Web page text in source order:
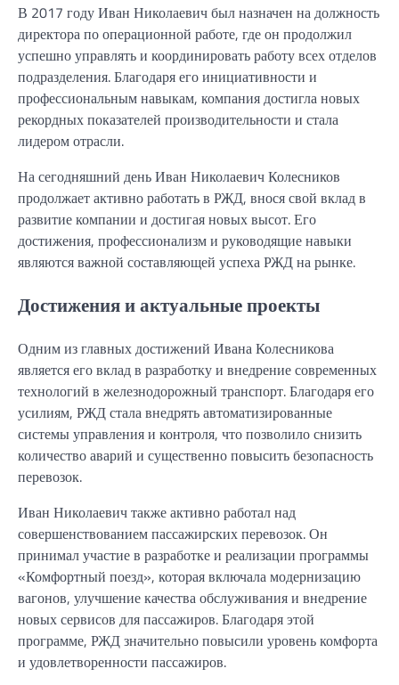
В 2017 году Иван Николаевич был назначен на должность
директора по операционной работе, где он продолжил
успешно управлять и координировать работу всех отделов
подразделения. Благодаря его инициативности и
профессиональным навыкам, компания достигла новых
рекордных показателей производительности и стала
лидером отрасли.
На сегодняшний день Иван Николаевич Колесников
продолжает активно работать в РЖД, внося свой вклад в
развитие компании и достигая новых высот. Его
достижения, профессионализм и руководящие навыки
являются важной составляющей успеха РЖД на рынке.
Достижения и актуальные проекты
Одним из главных достижений Ивана Колесникова
является его вклад в разработку и внедрение современных
технологий в железнодорожный транспорт. Благодаря его
усилиям, РЖД стала внедрять автоматизированные
системы управления и контроля, что позволило снизить
количество аварий и существенно повысить безопасность
перевозок.
Иван Николаевич также активно работал над
совершенствованием пассажирских перевозок. Он
принимал участие в разработке и реализации программы
«Комфортный поезд», которая включала модернизацию
вагонов, улучшение качества обслуживания и внедрение
новых сервисов для пассажиров. Благодаря этой
программе, РЖД значительно повысили уровень комфорта
и удовлетворенности пассажиров.